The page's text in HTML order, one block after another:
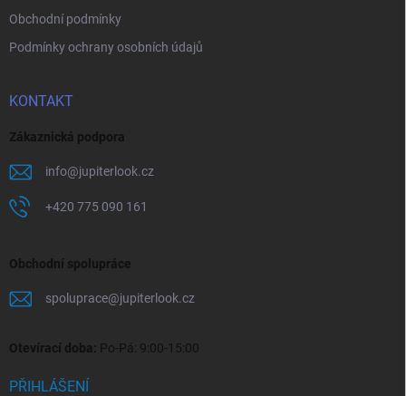
Obchodní podmínky
Podmínky ochrany osobních údajů
KONTAKT
Zákaznická podpora
info@jupiterlook.cz
+420 775 090 161
Obchodní spolupráce
spoluprace@jupiterlook.cz
Otevírací doba: Po-Pá: 9:00-15:00
PŘIHLÁŠENÍ